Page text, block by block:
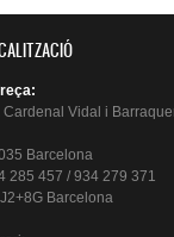
:
Cardenal Vidal i
Barcelona
285 457 / 934 279 371
Barcelona